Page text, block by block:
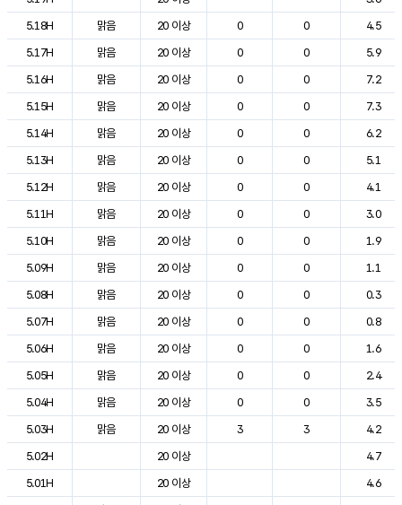
5.18H
맑음 20 이상 0 0
4.5
5.17H
맑음 20 이상 0 0
5.9
5.16H
맑음 20 이상 0 0
7.2
5.15H
맑음 20 이상 0 0
7.3
5.14H
맑음 20 이상 0 0
6.2
5.13H
맑음 20 이상 0 0
5.1
5.12H
맑음 20 이상 0 0
4.1
5.11H
맑음 20 이상 0 0
3.0
5.10H
맑음 20 이상 0 0
1.9
5.09H
맑음 20 이상 0 0
1.1
5.08H
맑음 20 이상 0 0
0.3
5.07H
맑음 20 이상 0 0
0.8
5.06H
맑음 20 이상 0 0
1.6
5.05H
맑음 20 이상 0 0
2.4
5.04H
맑음 20 이상 0 0
3.5
5.03H
맑음 20 이상 3 3
4.2
5.02H
20 이상
4.7
5.01H
20 이상
4.6